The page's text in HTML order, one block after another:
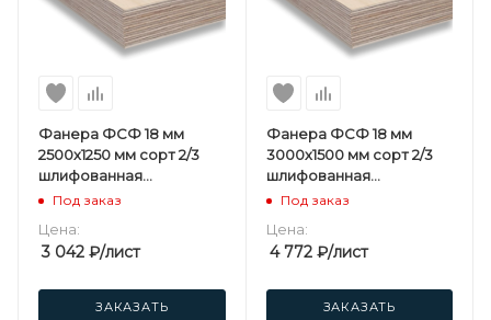
Фанера ФСФ 18 мм
2500х1250 мм сорт 2/3
шлифованная
березовая
Под заказ
Цена:
3 042 ₽/лист
ЗАКАЗАТЬ
Фанера ФСФ 18 мм
3000х1500 мм сорт 2/3
шлифованная
березовая
Под заказ
Цена:
4 772₽/лист
ЗАКАЗАТЬ